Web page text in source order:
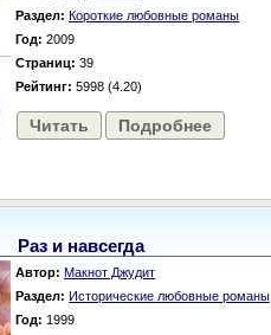
Раздел: Короткие любовные романы
Год: 2009
Страниц: 39
Рейтинг: 5998 (4.20)
Читать Подробнее
Раз и навсегда
Автор: Макнот Джудит
Раздел: Исторические любовные романы
Год: 1999